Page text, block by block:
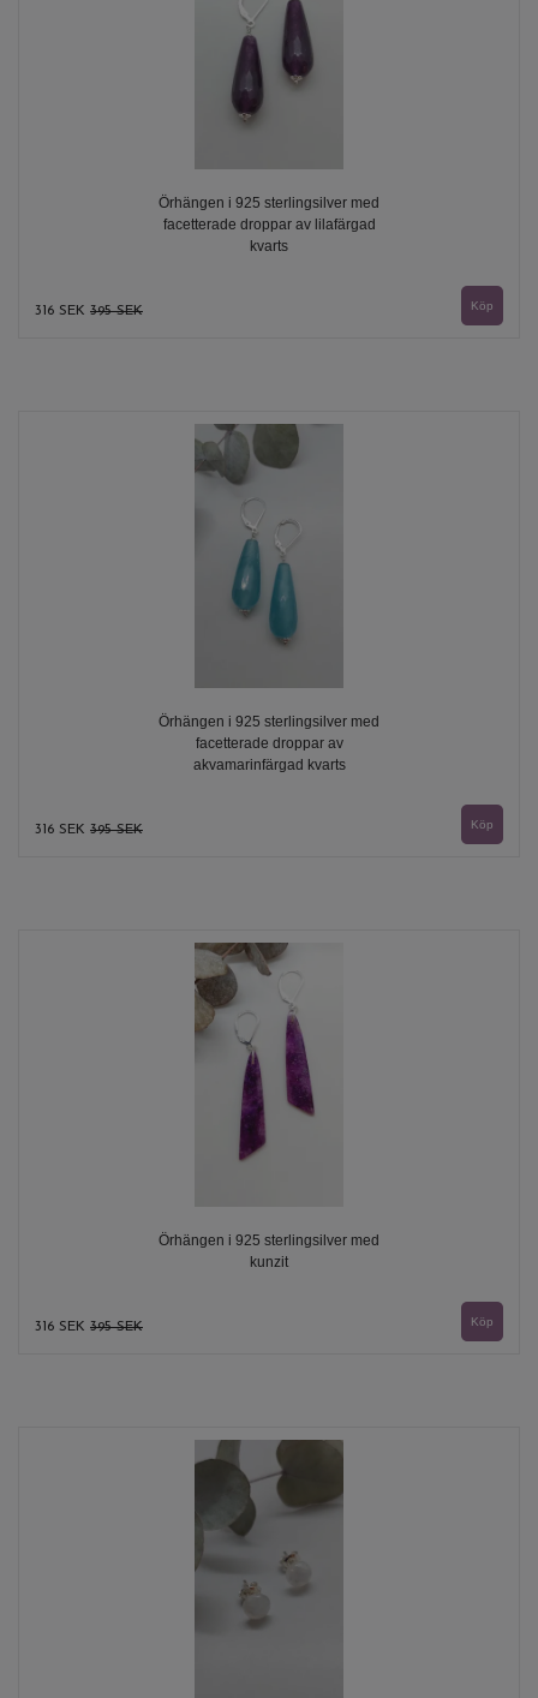
Örhängen i 925 sterlingsilver med
facetterade droppar av lilafärgad
kvarts
316 SEK 395 SEK
Örhängen i 925 sterlingsilver med
facetterade droppar av
akvamarinfärgad kvarts
316 SEK 395 SEK
Örhängen i 925 sterlingsilver med
kunzit
316 SEK 395 SEK